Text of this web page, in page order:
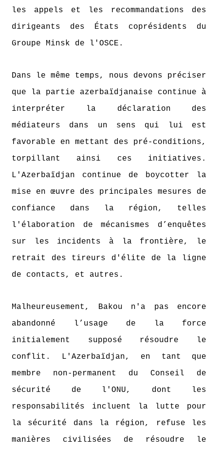
les appels et les recommandations des
dirigeants des États coprésidents du
Groupe Minsk de l'OSCE.
Dans le même temps, nous devons préciser
que la partie azerbaïdjanaise continue à
interpréter la déclaration des
médiateurs dans un sens qui lui est
favorable en mettant des pré-conditions,
torpillant ainsi ces initiatives.
L'Azerbaïdjan continue de boycotter la
mise en œuvre des principales mesures de
confiance dans la région, telles
l'élaboration de mécanismes d’enquêtes
sur les incidents à la frontière, le
retrait des tireurs d'élite de la ligne
de contacts, et autres.
Malheureusement, Bakou n'a pas encore
abandonné l’usage de la force
initialement supposé résoudre le
conflit. L'Azerbaïdjan, en tant que
membre non-permanent du Conseil de
sécurité de l'ONU, dont les
responsabilités incluent la lutte pour
la sécurité dans la région, refuse les
manières civilisées de résoudre le